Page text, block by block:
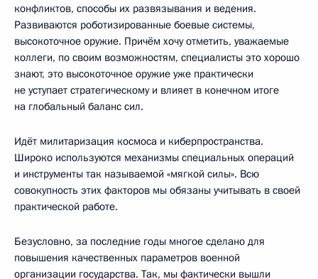
конфликтов, способы их развязывания и ведения.
Развиваются роботизированные боевые системы,
высокоточное оружие. Причём хочу отметить, уважаемые
коллеги, по своим возможностям, специалисты это хорошо
знают, это высокоточное оружие уже практически
не уступает стратегическому и влияет в конечном итоге
на глобальный баланс сил.
Идёт милитаризация космоса и киберпространства.
Широко используются механизмы специальных операций
и инструменты так называемой «мягкой силы». Всю
совокупность этих факторов мы обязаны учитывать в своей
практической работе.
Безусловно, за последние годы многое сделано для
повышения качественных параметров военной
организации государства. Так, мы фактически вышли